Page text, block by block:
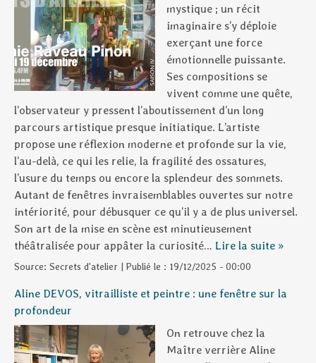
mystique ; un récit
imaginaire s’y déploie
exerçant une force
émotionnelle puissante.
Ses compositions se
vivent comme une quête,
l’observateur y pressent l’aboutissement d’un long
parcours artistique presque initiatique. L’artiste
propose une réflexion moderne et profonde sur la vie,
l’au-delà, ce qui les relie, la fragilité des ossatures,
l’usure du temps ou encore la splendeur des sommets.
Autant de fenêtres invraisemblables ouvertes sur notre
intériorité, pour débusquer ce qu’il y a de plus universel.
Son art de la mise en scène est minutieusement
théâtralisée pour appâter la curiosité… Lire la suite »
Source: Secrets d'atelier | Publié le : 19/12/2025 - 00:00
Aline DEVOS, vitrailliste et peintre : une fenêtre sur la
profondeur
On retrouve chez la
Maître verrière Aline